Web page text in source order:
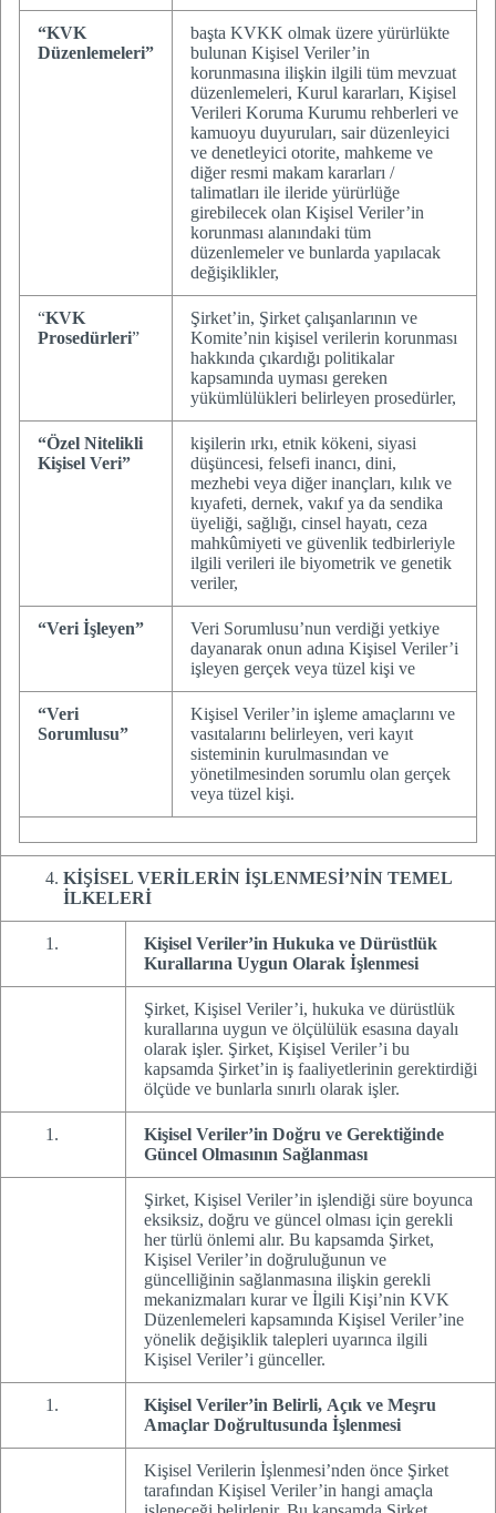
“KVK
Düzenlemeleri”
başta KVKK olmak üzere yürürlükte
bulunan Kişisel Veriler’in
korunmasına ilişkin ilgili tüm mevzuat
düzenlemeleri, Kurul kararları, Kişisel
Verileri Koruma Kurumu rehberleri ve
kamuoyu duyuruları, sair düzenleyici
ve denetleyici otorite, mahkeme ve
diğer resmi makam kararları /
talimatları ile ileride yürürlüğe
girebilecek olan Kişisel Veriler’in
korunması alanındaki tüm
düzenlemeler ve bunlarda yapılacak
değişiklikler,
“KVK
Prosedürleri”
Şirket’in, Şirket çalışanlarının ve
Komite’nin kişisel verilerin korunması
hakkında çıkardığı politikalar
kapsamında uyması gereken
yükümlülükleri belirleyen prosedürler,
“Özel Nitelikli
Kişisel Veri”
kişilerin ırkı, etnik kökeni, siyasi
düşüncesi, felsefi inancı, dini,
mezhebi veya diğer inançları, kılık ve
kıyafeti, dernek, vakıf ya da sendika
üyeliği, sağlığı, cinsel hayatı, ceza
mahkûmiyeti ve güvenlik tedbirleriyle
ilgili verileri ile biyometrik ve genetik
veriler,
“Veri İşleyen”
Veri Sorumlusu’nun verdiği yetkiye
dayanarak onun adına Kişisel Veriler’i
işleyen gerçek veya tüzel kişi ve
“Veri
Sorumlusu”
Kişisel Veriler’in işleme amaçlarını ve
vasıtalarını belirleyen, veri kayıt
sisteminin kurulmasından ve
yönetilmesinden sorumlu olan gerçek
veya tüzel kişi.
KİŞİSEL VERİLERİN İŞLENMESİ’NİN TEMEL
İLKELERİ
Kişisel Veriler’in Hukuka ve Dürüstlük
Kurallarına Uygun Olarak İşlenmesi
Şirket, Kişisel Veriler’i, hukuka ve dürüstlük
kurallarına uygun ve ölçülülük esasına dayalı
olarak işler. Şirket, Kişisel Veriler’i bu
kapsamda Şirket’in iş faaliyetlerinin gerektirdiği
ölçüde ve bunlarla sınırlı olarak işler.
Kişisel Veriler’in Doğru ve Gerektiğinde
Güncel Olmasının Sağlanması
Şirket, Kişisel Veriler’in işlendiği süre boyunca
eksiksiz, doğru ve güncel olması için gerekli
her türlü önlemi alır. Bu kapsamda Şirket,
Kişisel Veriler’in doğruluğunun ve
güncelliğinin sağlanmasına ilişkin gerekli
mekanizmaları kurar ve İlgili Kişi’nin KVK
Düzenlemeleri kapsamında Kişisel Veriler’ine
yönelik değişiklik talepleri uyarınca ilgili
Kişisel Veriler’i günceller.
Kişisel Veriler’in Belirli, Açık ve Meşru
Amaçlar Doğrultusunda İşlenmesi
Kişisel Verilerin İşlenmesi’nden önce Şirket
tarafından Kişisel Veriler’in hangi amaçla